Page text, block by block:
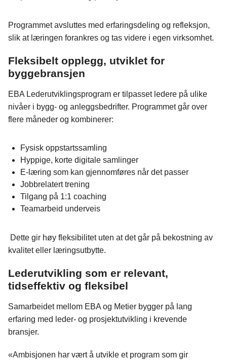
Programmet avsluttes med erfaringsdeling og refleksjon,
slik at læringen forankres og tas videre i egen virksomhet.
Fleksibelt opplegg, utviklet for
byggebransjen
EBA Lederutviklingsprogram er tilpasset ledere på ulike
nivåer i bygg- og anleggsbedrifter. Programmet går over
flere måneder og kombinerer:
Fysisk oppstartssamling
Hyppige, korte digitale samlinger
E‑læring som kan gjennomføres når det passer
Jobbrelatert trening
Tilgang på 1:1 coaching
Teamarbeid underveis
Dette gir høy fleksibilitet uten at det går på bekostning av
kvalitet eller læringsutbytte.
Lederutvikling som er relevant,
tidseffektiv og fleksibel
Samarbeidet mellom EBA og Metier bygger på lang
erfaring med leder- og prosjektutvikling i krevende
bransjer.
«Ambisjonen har vært å utvikle et program som gir